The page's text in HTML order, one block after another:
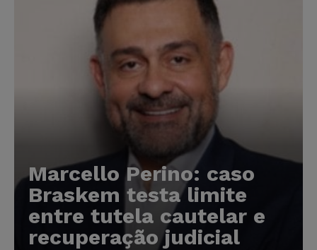
Marcello Perino: caso
Braskem testa limite
entre tutela cautelar e
recuperação judicial